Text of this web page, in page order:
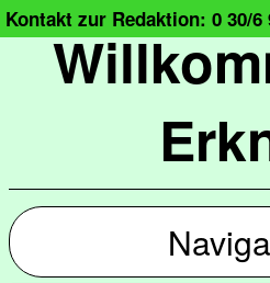
Kontakt zur Redaktion: 0 30/6